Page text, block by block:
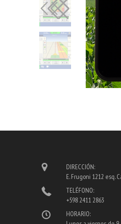
DIRECCIÓN:
E. Frugoni 1212 esq.
TELÉFONO:
+598 2411 2863
HORARIO: